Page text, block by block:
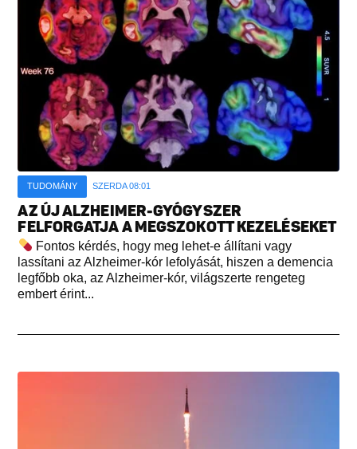
TUDOMÁNY SZERDA 08:01
AZ ÚJ ALZHEIMER-GYÓGYSZER
FELFORGATJA A MEGSZOKOTT KEZELÉSEKET
Fontos kérdés, hogy meg lehet-e állítani vagy
lassítani az Alzheimer-kór lefolyását, hiszen a demencia
legfőbb oka, az Alzheimer-kór, világszerte rengeteg
embert érint...